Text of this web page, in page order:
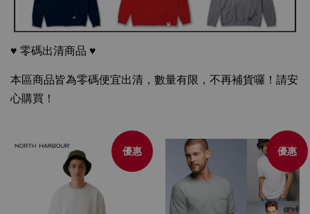
♥ 零碼出清商品 ♥
本區商品皆為零碼便宜出清，數量有限，不再補貨囉！請安
心購買！
優惠 優惠